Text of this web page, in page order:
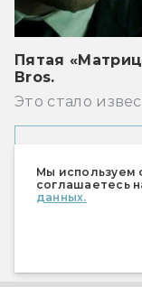
Мы используем
соглашаетесь
данных.
Пятая
Bros.
Это стало